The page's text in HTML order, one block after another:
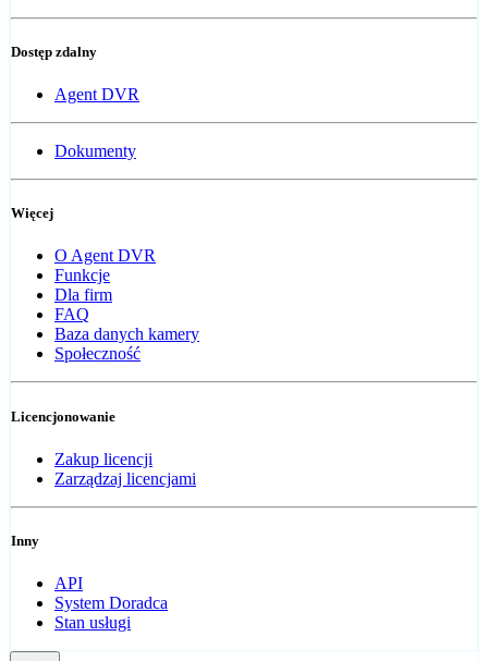
Dostęp zdalny
Agent DVR
Dokumenty
Więcej
O Agent DVR
Funkcje
Dla firm
FAQ
Baza danych kamery
Społeczność
Licencjonowanie
Zakup licencji
Zarządzaj licencjami
Inny
API
System Doradca
Stan usługi